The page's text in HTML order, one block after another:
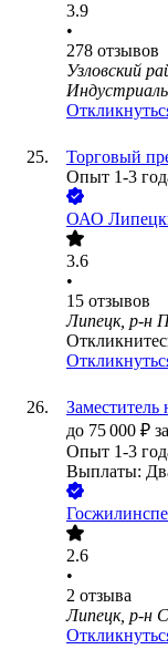
3.9
•
278 отзывов
Узловский
Торговый
Опыт 1-3
ОАО
3.6
•
15 отзывов
Липецк, р-н
Заместитель
до 75 000 ₽
Опыт 1-3
Выплаты:
2.6
•
2 отзыва
Липецк, р-н